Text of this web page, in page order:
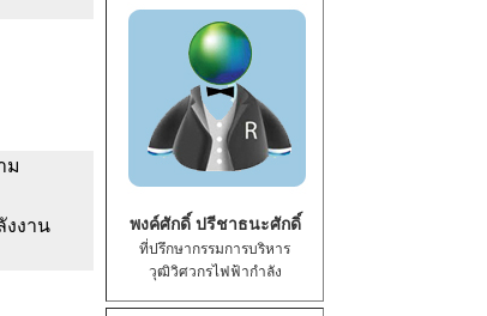
ม
งาน
พงค์ศักดิ์ ปรีชาธนะศักดิ์
ที่ปรึกษากรรมการบริหาร
วุฒิวิศวกรไฟฟ้ากำลัง